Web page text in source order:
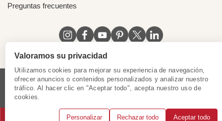
Preguntas frecuentes
Licencia de Vietnam | Certificado de Singapur
|
Certificado de Hong Kong, China
© 2018 - 2025 Mundo Asia. Reservados todos los derechos.
Valoramos su privacidad
Utilizamos cookies para mejorar su experiencia de navegación,
ofrecer anuncios o contenidos personalizados y analizar nuestro
tráfico. Al hacer clic en "Aceptar todo", acepta nuestro uso de
cookies.
Personalizar Rechazar todo Aceptar todo